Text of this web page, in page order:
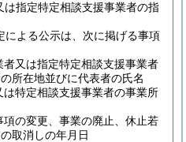
指定特定相談支援事業者の指
による公示は、次に掲げる事項
又は指定特定相談支援事業者
所在地並びに代表者の氏名
特定相談支援事業者の事業所
の変更、事業の廃止、休止若
取消しの年月日